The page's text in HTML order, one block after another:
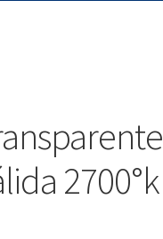
2700°k